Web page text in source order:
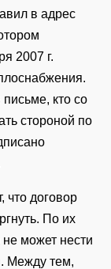
в адрес
2007 г.
кто со
стороной по
что договор
По их
может нести
Между тем,